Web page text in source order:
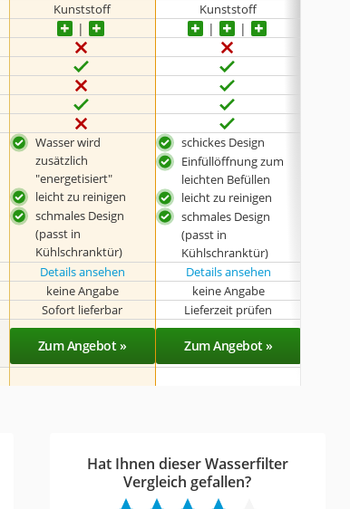
Kunststoff Kunststoff
Wasser wird
zusätzlich
"energetisiert"
leicht zu reinigen
schmales Design
(passt in
Kühlschranktür)
schickes Design
Einfüllöffnung zum
leichten Befüllen
leicht zu reinigen
schmales Design
(passt in
Kühlschranktür)
Details ansehen
Details ansehen
keine Angabe
keine Angabe
Sofort lieferbar Lieferzeit prüfen
Zum Angebot » Zum Angebot »
Hat Ihnen dieser Wasserfilter
Vergleich gefallen?